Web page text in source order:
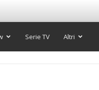
Serie TV Altri